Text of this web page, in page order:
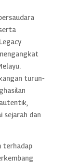
turun-
sejarah dan
terhadap